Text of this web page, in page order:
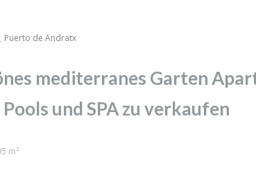
, Puerto de Andratx
mediterranes Garten
und SPA zu verkaufen
m²